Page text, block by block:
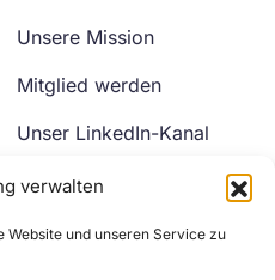
verwalten
und unseren Service zu
Unsere Mission
Mitglied werden
Unser LinkedIn-Kanal
Unser YouTube-Kanal